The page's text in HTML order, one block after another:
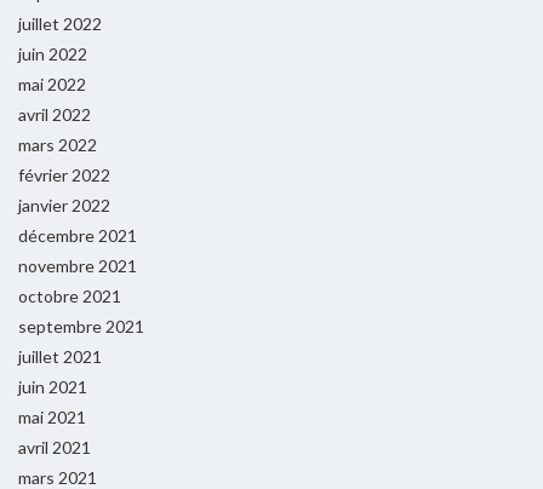
juillet 2022
juin 2022
mai 2022
avril 2022
mars 2022
février 2022
janvier 2022
décembre 2021
novembre 2021
octobre 2021
septembre 2021
juillet 2021
juin 2021
mai 2021
avril 2021
mars 2021